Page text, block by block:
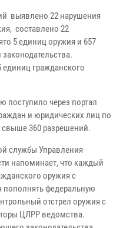
выявлено 22 нарушения
составлено 22
5 единиц оружия и 657
гражданского
поступило через портал
и юридических лиц по
360 разрешений.
службы Управления
напоминает, что каждый
оружия с
федеральную
отстрел оружия с
ЦЛРР ведомства.